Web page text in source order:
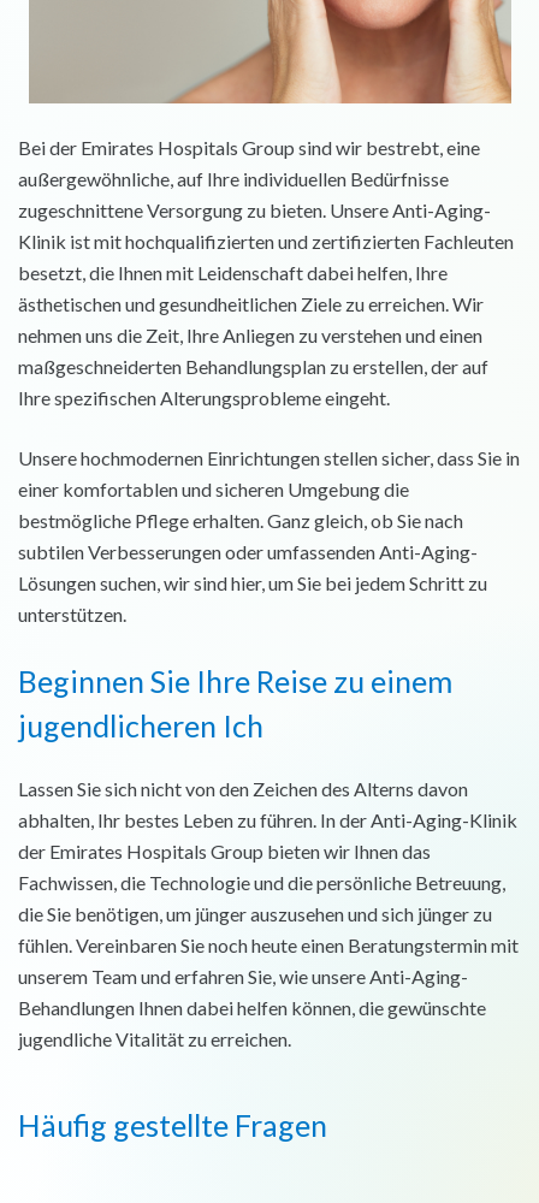
Bei der Emirates Hospitals Group sind wir bestrebt, eine
außergewöhnliche, auf Ihre individuellen Bedürfnisse
zugeschnittene Versorgung zu bieten. Unsere Anti-Aging-
Klinik ist mit hochqualifizierten und zertifizierten Fachleuten
besetzt, die Ihnen mit Leidenschaft dabei helfen, Ihre
ästhetischen und gesundheitlichen Ziele zu erreichen. Wir
nehmen uns die Zeit, Ihre Anliegen zu verstehen und einen
maßgeschneiderten Behandlungsplan zu erstellen, der auf
Ihre spezifischen Alterungsprobleme eingeht.
Unsere hochmodernen Einrichtungen stellen sicher, dass Sie in
einer komfortablen und sicheren Umgebung die
bestmögliche Pflege erhalten. Ganz gleich, ob Sie nach
subtilen Verbesserungen oder umfassenden Anti-Aging-
Lösungen suchen, wir sind hier, um Sie bei jedem Schritt zu
unterstützen.
Beginnen Sie Ihre Reise zu einem
jugendlicheren Ich
Lassen Sie sich nicht von den Zeichen des Alterns davon
abhalten, Ihr bestes Leben zu führen. In der Anti-Aging-Klinik
der Emirates Hospitals Group bieten wir Ihnen das
Fachwissen, die Technologie und die persönliche Betreuung,
die Sie benötigen, um jünger auszusehen und sich jünger zu
fühlen. Vereinbaren Sie noch heute einen Beratungstermin mit
unserem Team und erfahren Sie, wie unsere Anti-Aging-
Behandlungen Ihnen dabei helfen können, die gewünschte
jugendliche Vitalität zu erreichen.
Häufig gestellte Fragen